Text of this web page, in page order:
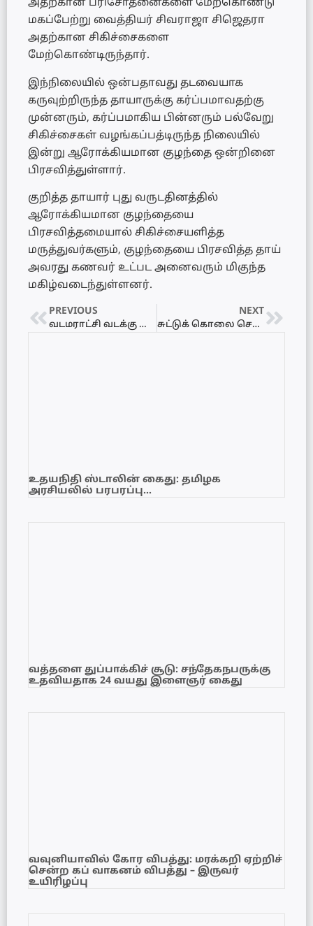
அதற்கான பரிசோதனைகளை மேற்கொண்டு
மகப்பேற்று வைத்தியர் சிவராஜா சிஜெதரா
அதற்கான சிகிச்சைகளை
மேற்கொண்டிருந்தார்.
இந்நிலையில் ஒன்பதாவது தடவையாக
கருவுற்றிருந்த தாயாருக்கு கர்ப்பமாவதற்கு
முன்னரும், கர்ப்பமாகிய பின்னரும் பல்வேறு
சிகிச்சைகள் வழங்கப்பத்டிருந்த நிலையில்
இன்று ஆரோக்கியமான குழந்தை ஒன்றினை
பிரசவித்துள்ளார்.
குறித்த தாயார் புது வருடதினத்தில்
ஆரோக்கியமான குழந்தையை
பிரசவித்தமையால் சிகிச்சையளித்த
மருத்துவர்களும், குழந்தையை பிரசவித்த தாய்
அவரது கணவர் உட்பட அனைவரும் மிகுந்த
மகிழ்வடைந்துள்ளனர்.
PREVIOUS
வடமராட்சி வடக்கு பிரதேச செயலராக சிவபாதசுந்தரம் சத்தியசீலன் பதவிகளை பெறுப்பேற்றார்!
NEXT
சுட்டுக் கொலை செய்யப்பட்ட முன்னாள் அமைச்சர் மகேஸ்வரனின் நினைவேந்தல்!
உதயநிதி ஸ்டாலின் கைது: தமிழக
அரசியலில் பரபரப்பு…
வத்தளை துப்பாக்கிச் சூடு: சந்தேகநபருக்கு
உதவியதாக 24 வயது இளைஞர் கைது
வவுனியாவில் கோர விபத்து: மரக்கறி ஏற்றிச்
சென்ற கப் வாகனம் விபத்து – இருவர்
உயிரிழப்பு